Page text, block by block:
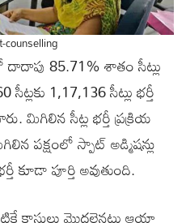
counselling
85.71% శాతం సీట్లు
1,17,136 సీట్లు భర్తీ
మిగిలిన సీట్ల భర్తీ ప్రక్రియ
పక్షంలో స్పాట్ అడ్మిషన్లు
పూర్తి అవుతుంది.